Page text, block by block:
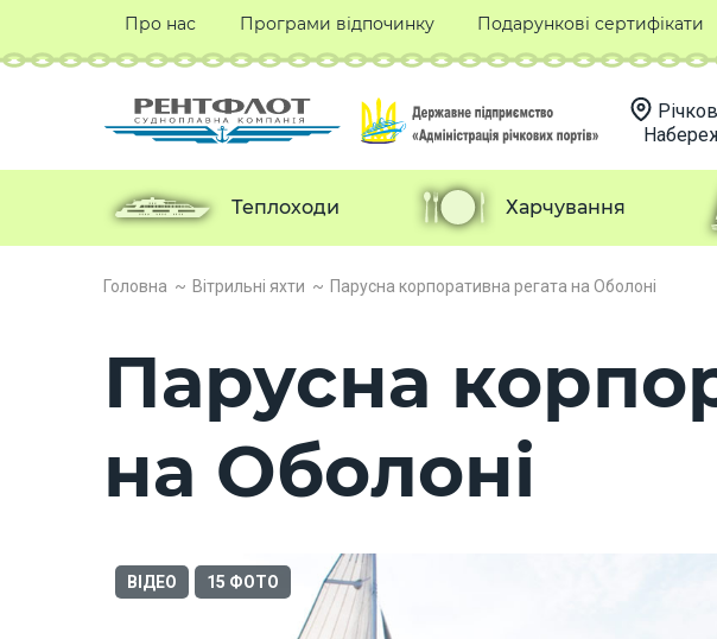
Головна Вітрильні яхти Парусна корпоративна регата на Оболоні
Парусна
на Оболоні
ВІДЕО 15 ФОТО
Про нас Програми відпочинку Подарункові сертифікати
Теплоходи Харчування